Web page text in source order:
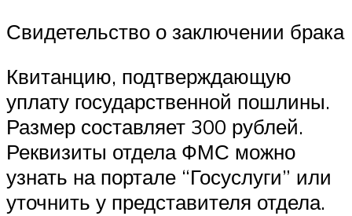
Свидетельство о заключении брака
Квитанцию, подтверждающую
уплату государственной пошлины.
Размер составляет 300 рублей.
Реквизиты отдела ФМС можно
узнать на портале “Госуслуги” или
уточнить у представителя отдела.